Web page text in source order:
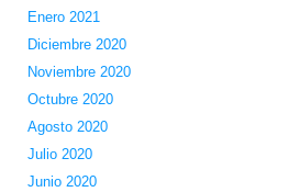
Enero 2021
Diciembre 2020
Noviembre 2020
Octubre 2020
Agosto 2020
Julio 2020
Junio 2020